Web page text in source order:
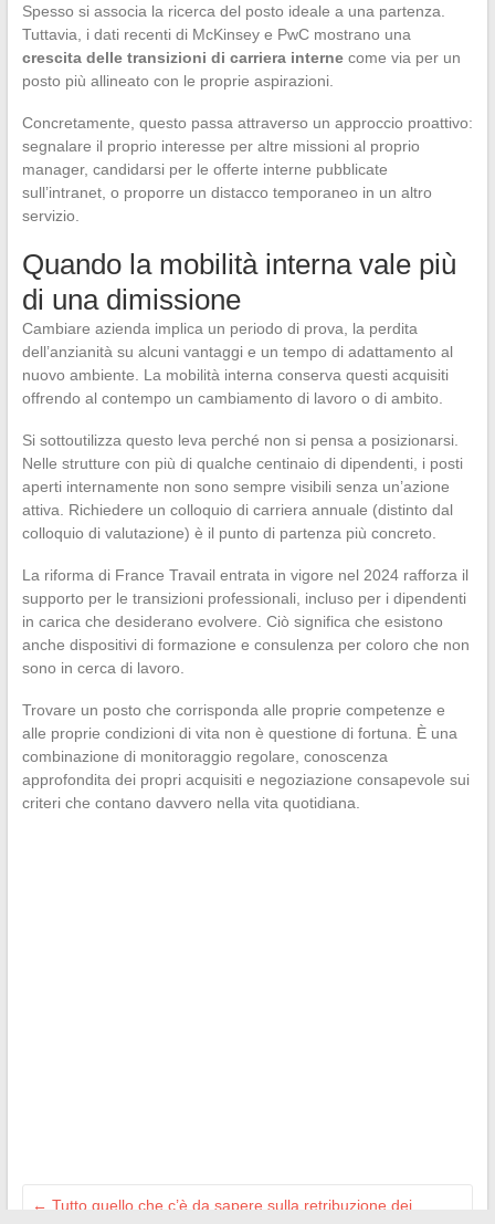
Spesso si associa la ricerca del posto ideale a una partenza.
Tuttavia, i dati recenti di McKinsey e PwC mostrano una
crescita delle transizioni di carriera internecome via per un
posto più allineato con le proprie aspirazioni.
Concretamente, questo passa attraverso un approccio proattivo:
segnalare il proprio interesse per altre missioni al proprio
manager, candidarsi per le offerte interne pubblicate
sull’intranet, o proporre un distacco temporaneo in un altro
servizio.
Quando la mobilità interna vale più
di una dimissione
Cambiare azienda implica un periodo di prova, la perdita
dell’anzianità su alcuni vantaggi e un tempo di adattamento al
nuovo ambiente. La mobilità interna conserva questi acquisiti
offrendo al contempo un cambiamento di lavoro o di ambito.
Si sottoutilizza questo leva perché non si pensa a posizionarsi.
Nelle strutture con più di qualche centinaio di dipendenti, i posti
aperti internamente non sono sempre visibili senza un’azione
attiva. Richiedere un colloquio di carriera annuale (distinto dal
colloquio di valutazione) è il punto di partenza più concreto.
La riforma di France Travail entrata in vigore nel 2024 rafforza il
supporto per le transizioni professionali, incluso per i dipendenti
in carica che desiderano evolvere. Ciò significa che esistono
anche dispositivi di formazione e consulenza per coloro che non
sono in cerca di lavoro.
Trovare un posto che corrisponda alle proprie competenze e
alle proprie condizioni di vita non è questione di fortuna. È una
combinazione di monitoraggio regolare, conoscenza
approfondita dei propri acquisiti e negoziazione consapevole sui
criteri che contano davvero nella vita quotidiana.
← Tutto quello che c’è da sapere sulla retribuzione dei